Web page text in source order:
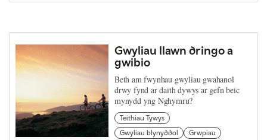
Gwyliau llawn dringo a
gwibio
Beth am fwynhau gwyliau gwahanol
drwy fynd ar daith dywys ar gefn beic
mynydd yng Nghymru?
Teithiau Tywys
Gwyliau blynyddol
Grwpiau